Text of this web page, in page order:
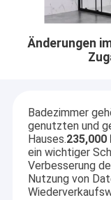
Änderungen
Badezimmer
genutzten und
Hauses.
ein wichtiger
Verbesserung
Nutzung von